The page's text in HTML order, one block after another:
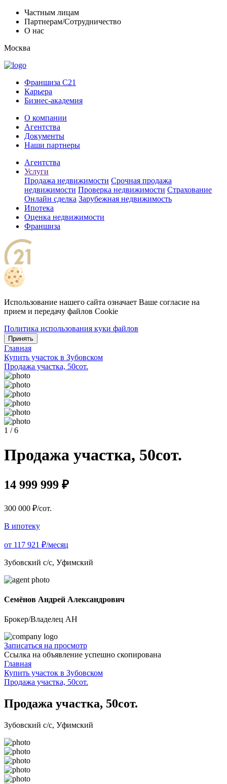
Частным лицам
Партнерам/Сотрудничество
О нас
Москва
Франшиза C21
Карьера
Бизнес-академия
О компании
Агентства
Документы
Наши партнеры
Агентства
Услуги
Продажа недвижимости Срочная продажа
недвижимости Проверка недвижимости Страхование
Онлайн сделка Зарубежная недвижимость
Ипотека
Оценка недвижимости
Франшиза
Использование нашего сайта означает Ваше согласие на
прием и передачу файлов Cookie
Политика использования куки файлов
Принять
Главная
Купить участок в Зубовском
Продажа участка, 50сот.
1 / 6
Продажа участка, 50сот.
14 999 999 ₽
300 000 ₽/сот.
В ипотеку
от 117 921 ₽/месяц
Зубовский с/с, Уфимский
Семёнов Андрей Александрович
Брокер/Владелец АН
Записаться на просмотр
Ссылка на объявление успешно скопирована
Главная
Купить участок в Зубовском
Продажа участка, 50сот.
Продажа участка, 50сот.
Зубовский с/с, Уфимский